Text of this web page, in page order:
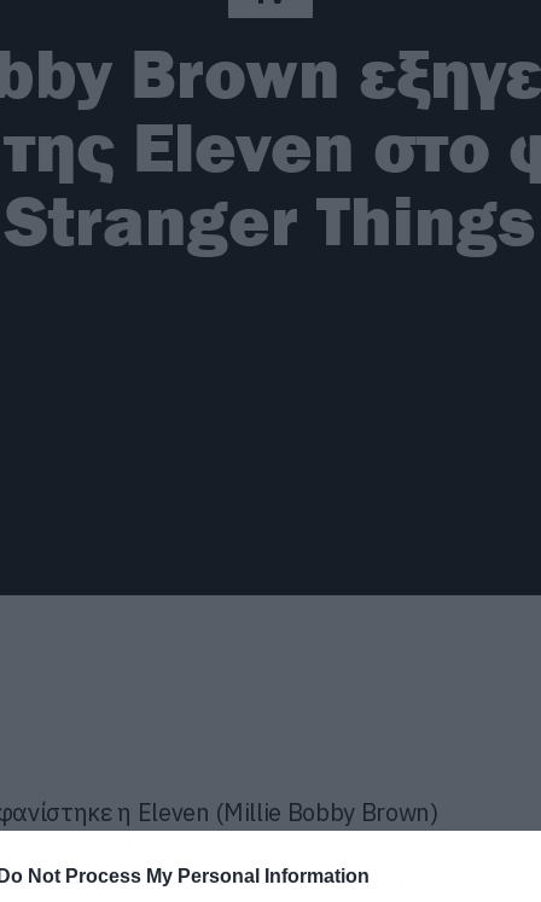
Do Not Process My Personal Information
Brown
Eleven στο
Stranger Things
η Eleven (Millie Bobby Brown)
Στο τελευταίο επεισόδιο του
τον εαυτό της για να σπάσει ο φαύλος